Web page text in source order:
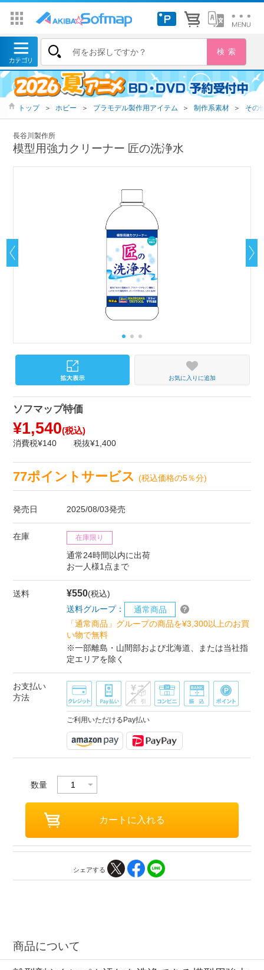
トップ ＞ ホビー ＞ プラモデル製作用アイテム ＞ 制作系素材 ＞ その
長谷川製作所
模型用強力クリーナー 匠の洗浄水
お気に入りに追加
ソフマップ特価
¥1,540(税込)
消費税¥140 税抜¥1,400
77ポイントサービス(税込価格の5％分)
発売日 2025/08/03発売
在庫 在庫限り
通常24時間以内に出荷
お一人様1点まで
送料 ¥550(税込)
送料グループ：
通常商品
「通常商品」グループの商品を¥3,300以上のお買
い物で無料
※一部離島・山間部および北海道、または当社指
定エリアを除く
お支払い
方法
ご利用いただけるPay払い
数量
シェアする
商品について